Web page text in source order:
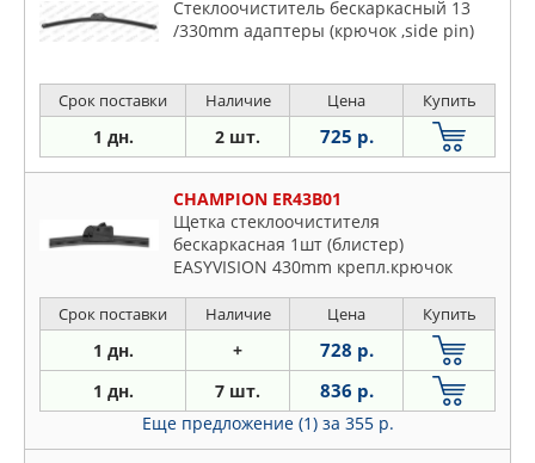
Стеклоочиститель бескаркасный 13
/330mm адаптеры (крючок ,side pin)
Срок поставки Наличие Цена Купить
1 дн. 2 шт. 725 р.
CHAMPION ER43B01
Щетка стеклоочистителя
бескаркасная 1шт (блистер)
EASYVISION 430mm крепл.крючок
Срок поставки Наличие Цена Купить
1 дн. + 728 р.
1 дн. 7 шт. 836 р.
Еще предложение (1) за 355 р.